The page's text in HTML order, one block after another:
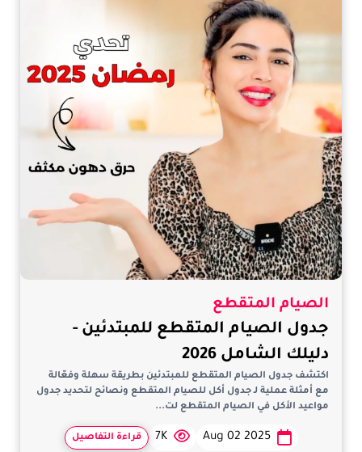
الصيام المتقطع
جدول الصيام المتقطع للمبتدئين -
دليلك الشامل 2026
اكتشف جدول الصيام المتقطع للمبتدئين بطريقة سهلة وفعّالة
مع أمثلة عملية لـ جدول أكل للصيام المتقطع ونصائح لتحديد جدول
مواعيد الأكل في الصيام المتقطع لت...
Aug 02 2025
7K قراءة التفاصيل